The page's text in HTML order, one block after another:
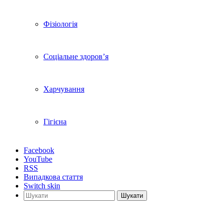
Фізіологія
Соціальне здоров’я
Харчування
Гігієна
Facebook
YouTube
RSS
Випадкова стаття
Switch skin
Шукати